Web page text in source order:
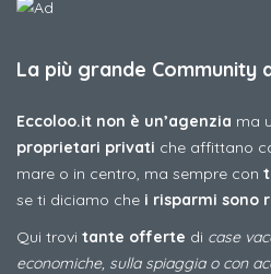
La più grande Community
Eccoloo.it non è un’agenzia ma
proprietari privati che affittano
mare o in centro, ma sempre con
se ti diciamo che i risparmi sono
Qui trovi tante offerte di case
economiche, sulla spiaggia o con